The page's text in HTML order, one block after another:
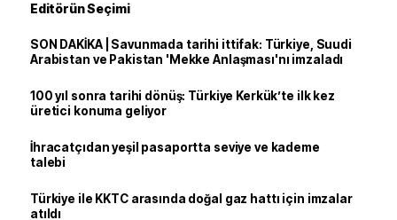
Editörün Seçimi
SON DAKİKA | Savunmada tarihi ittifak: Türkiye, Suudi
Arabistan ve Pakistan 'Mekke Anlaşması'nı imzaladı
100 yıl sonra tarihi dönüş: Türkiye Kerkük’te ilk kez
üretici konuma geliyor
İhracatçıdan yeşil pasaportta seviye ve kademe
talebi
Türkiye ile KKTC arasında doğal gaz hattı için imzalar
atıldı